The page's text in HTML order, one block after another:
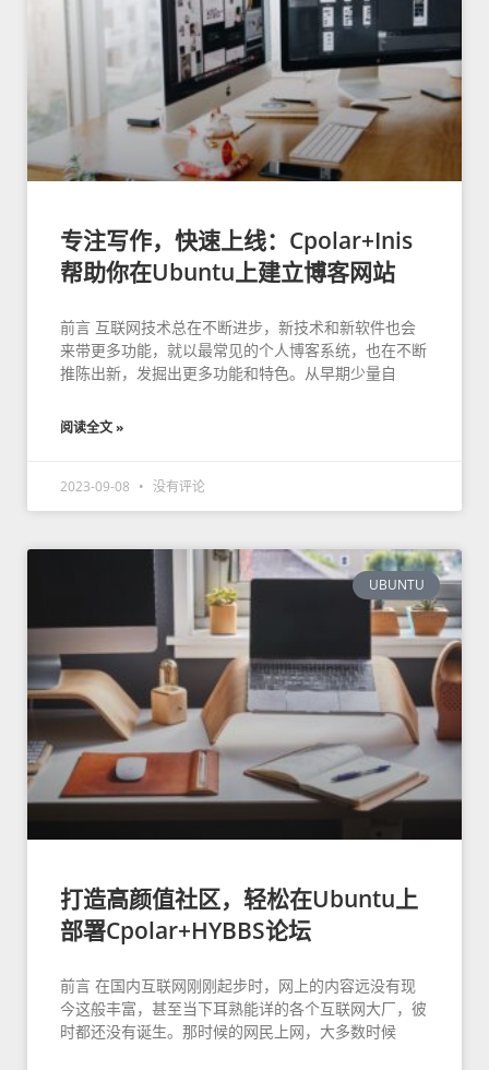
专注写作，快速上线：Cpolar+Inis
帮助你在Ubuntu上建立博客网站
前言 互联网技术总在不断进步，新技术和新软件也会
来带更多功能，就以最常见的个人博客系统，也在不断
推陈出新，发掘出更多功能和特色。从早期少量自
阅读全文 »
2023-09-08 没有评论
UBUNTU
打造高颜值社区，轻松在Ubuntu上
部署Cpolar+HYBBS论坛
前言 在国内互联网刚刚起步时，网上的内容远没有现
今这般丰富，甚至当下耳熟能详的各个互联网大厂，彼
时都还没有诞生。那时候的网民上网，大多数时候